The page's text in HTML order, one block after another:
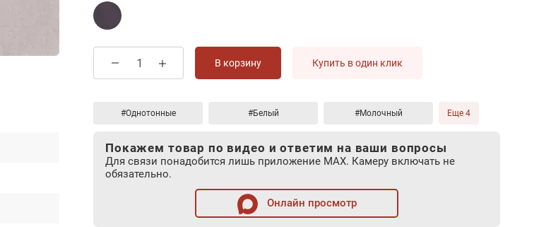
В корзину Купить в один клик
#Однотонные #Белый #Молочный Еще 4
Покажем товар по видео и ответим на ваши вопросы
Для связи понадобится лишь приложение MAX. Камеру включать не
обязательно.
Онлайн просмотр